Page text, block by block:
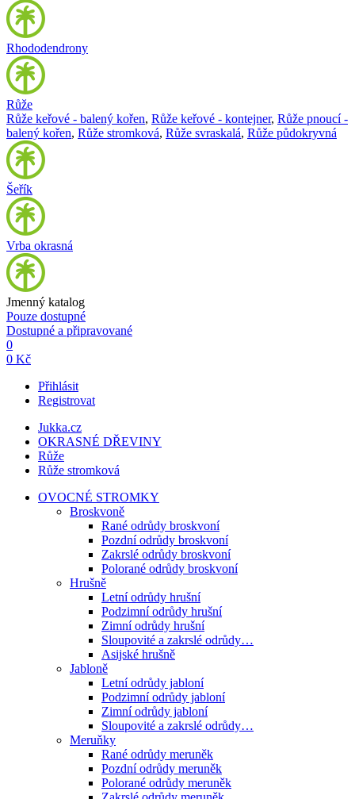
Rhododendrony
Růže
Růže keřové - balený kořen, Růže keřové - kontejner, Růže pnoucí -
balený kořen, Růže stromková, Růže svraskalá, Růže půdokryvná
Šeřík
Vrba okrasná
Jmenný katalog
Pouze dostupné
Dostupné a připravované
0
0 Kč
Přihlásit
Registrovat
Jukka.cz
OKRASNÉ DŘEVINY
Růže
Růže stromková
OVOCNÉ STROMKY
Broskvoně
Rané odrůdy broskvoní
Pozdní odrůdy broskvoní
Zakrslé odrůdy broskvoní
Polorané odrůdy broskvoní
Hrušně
Letní odrůdy hrušní
Podzimní odrůdy hrušní
Zimní odrůdy hrušní
Sloupovité a zakrslé odrůdy…
Asijské hrušně
Jabloně
Letní odrůdy jabloní
Podzimní odrůdy jabloní
Zimní odrůdy jabloní
Sloupovité a zakrslé odrůdy…
Meruňky
Rané odrůdy meruněk
Pozdní odrůdy meruněk
Polorané odrůdy meruněk